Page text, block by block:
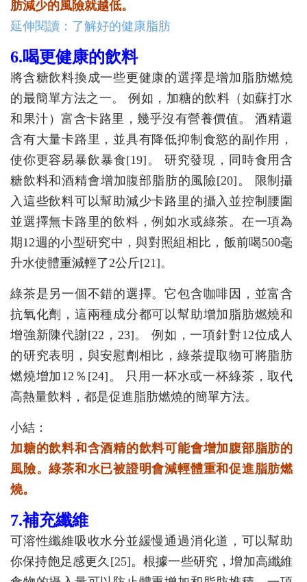
肪減少的風險就越低。
延伸閱讀：了解好的健康脂肪
6.喝更健康的飲料
將含糖飲料換成一些更健康的選擇是增加脂肪燃燒
的最簡單方法之一。 例如，加糖的飲料（如蘇打水
和果汁）富含卡路里，幾乎沒有營養價值。 酒精還
含有大量卡路里，並具有降低抑制食慾的副作用，
使你更容易暴飲暴食[19]。 研究發現，同時食用含
糖飲料和酒精會增加腹部脂肪的風險[20]。 限制攝
入這些飲料可以幫助減少卡路里的攝入並控制腰圍
並選擇無卡路里的飲料，例如水或綠茶。在一項為
期12週的小型研究中，與對照組相比，飯前喝500毫
升水使體重減輕了2公斤[21]。
綠茶是另一個不錯的選擇。它包含咖啡因，並富含
抗氧化劑，這兩種成分都可以幫助增加脂肪燃燒和
增強新陳代謝[22，23]。 例如，一項針對12位成人
的研究表明，與安慰劑相比，綠茶提取物可將脂肪
燃燒增加12％[24]。 只用一杯水或一杯綠茶，取代
高熱量飲料，都是促進脂肪燃燒的簡單方法。
小結：
加糖的飲料和含酒精的飲料可能會增加腹部脂肪的
風險。綠茶和水已被證明會減輕體重和促進脂肪燃
燒。
7.補充纖維
可溶性纖維吸收水分並緩慢通過消化道，可以幫助
你保持飽足感更久[25]。根據一些研究，增加高纖維